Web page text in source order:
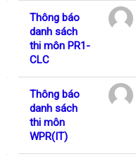
Thông báo
danh sách
thi môn PR1-
CLC
Thông báo
danh sách
thi môn
WPR(IT)